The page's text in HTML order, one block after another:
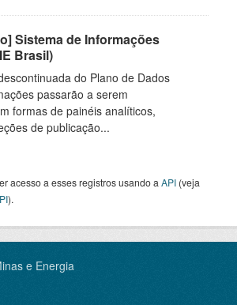
Sistema de Informações
Brasil)
do Plano de Dados
passarão a serem
formas de painéis analíticos,
de publicação...
acesso a esses registros usando a API (veja
).
e Energia